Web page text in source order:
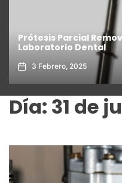
Prótesis Parcial
Laboratorio Dental
3 Febrero, 2025
Día: 31 de